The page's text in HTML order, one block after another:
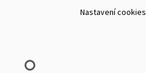
Nastavení cookies